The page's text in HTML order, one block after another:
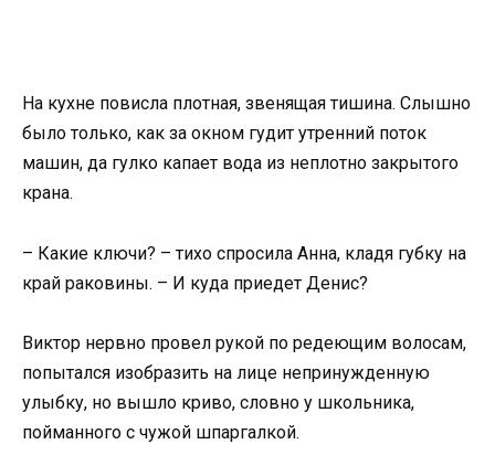
На кухне повисла плотная, звенящая тишина. Слышно
было только, как за окном гудит утренний поток
машин, да гулко капает вода из неплотно закрытого
крана.
– Какие ключи? – тихо спросила Анна, кладя губку на
край раковины. – И куда приедет Денис?
Виктор нервно провел рукой по редеющим волосам,
попытался изобразить на лице непринужденную
улыбку, но вышло криво, словно у школьника,
пойманного с чужой шпаргалкой.